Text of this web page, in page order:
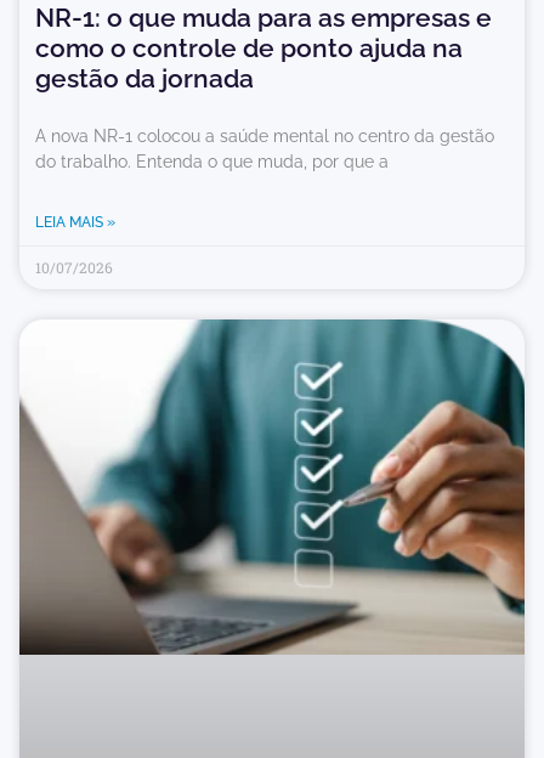
NR-1: o que muda para as empresas e
como o controle de ponto ajuda na
gestão da jornada
A nova NR-1 colocou a saúde mental no centro da gestão
do trabalho. Entenda o que muda, por que a
LEIA MAIS »
10/07/2026